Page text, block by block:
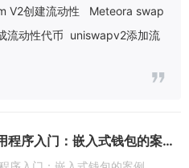
V2创建流动性
Meteora swap
流动性代币 uniswapv2添加流
Solana 应用程序入门：嵌入式钱包的案例